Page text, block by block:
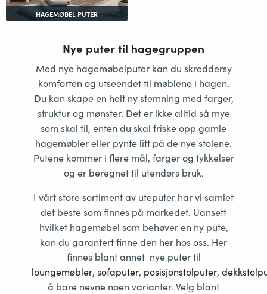
HAGEMØBEL PUTER
Nye puter til hagegruppen
Med nye hagemøbelputer kan du skreddersy
komforten og utseendet til møblene i hagen.
Du kan skape en helt ny stemning med farger,
struktur og mønster. Det er ikke alltid så mye
som skal til, enten du skal friske opp gamle
hagemøbler eller pynte litt på de nye stolene.
Putene kommer i flere mål, farger og tykkelser
og er beregnet til utendørs bruk.
I vårt store sortiment av uteputer har vi samlet
det beste som finnes på markedet. Uansett
hvilket hagemøbel som behøver en ny pute,
kan du garantert finne den her hos oss. Her
finnes blant annet nye puter til
loungemøbler, sofaputer, posisjonstolputer,
å bare nevne noen varianter. Velg blant